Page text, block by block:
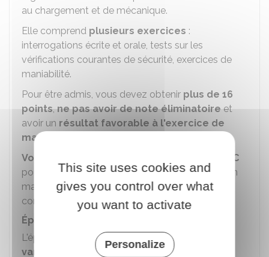
au chargement et de mécanique.
Elle comprend plusieurs exercices :
interrogations écrite et orale, tests sur les
vérifications courantes de sécurité, exercices de
maniabilité.
Pour être admis, vous devez obtenir plus de 16
points,ne pas avoir de note éliminatoireet
avoir un résultat favorable à l'exercice de
maniabilité
Vous conservez le bénéfice de l'épreuve HC
pour 3 épreuves en circulation (CIR) pendant 1 an
maximum à partir de la réussite à l'épreuve HC à
condition de valider l'épreuve théorique.
Épreuve en circulation (CIR)
L'épreuve CIR se déroule sur desitinéraires
variés
This site uses cookies and
gives you control over what
you want to activate
Personalize